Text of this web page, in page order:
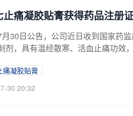
痛凝胶贴膏获得药品注册
30日公告，公司近日收到国家药
剂，具有温经散寒、活血止痛功效
痛凝胶贴膏
30 20:32